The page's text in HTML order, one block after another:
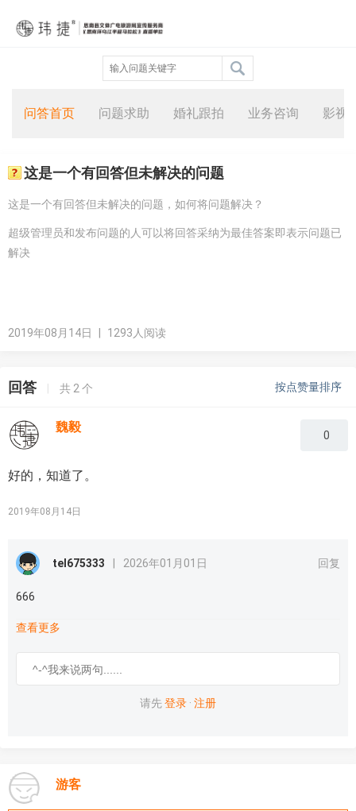
问答首页 问题求助 婚礼跟拍 业务咨询 影视
这是一个有回答但未解决的问题
这是一个有回答但未解决的问题，如何将问题解决？
超级管理员和发布问题的人可以将回答采纳为最佳答案即表示问题已
解决
2019年08月14日 1293人阅读
回答 | 共 2 个 按点赞量排序
魏毅
0
好的，知道了。
2019年08月14日
tel675333 | 2026年01月01日 回复
666
查看更多
请先登录 · 注册
游客